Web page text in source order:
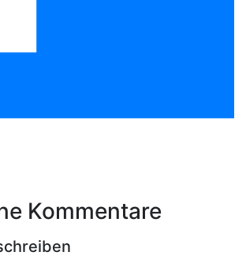
Kommentare